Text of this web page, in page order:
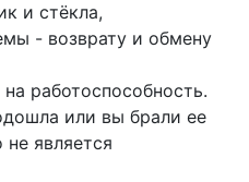
и стёкла,
- возврату и обмену
работоспособность.
или вы брали ее
не является